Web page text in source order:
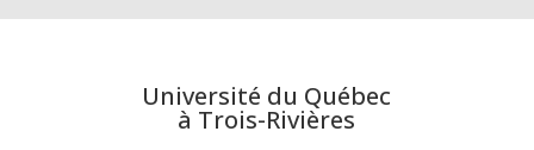
Université du Québec
à Trois-Rivières